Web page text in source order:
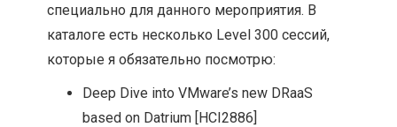
специально для данного мероприятия. В
каталоге есть несколько Level 300 сессий,
которые я обязательно посмотрю:
Deep Dive into VMware’s new DRaaS
based on Datrium [HCI2886]